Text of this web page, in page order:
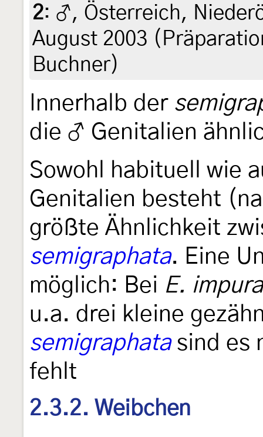
2: ♂, Österreich,
August 2003
Buchner)
Innerhalb der
die ♂ Genitalien
Sowohl habituell wie
Genitalien besteht
größte Ähnlichkeit
semigraphata. Eine
möglich: Bei E.
u.a. drei kleine
semigraphatasind es
fehlt
2.3.2. Weibchen